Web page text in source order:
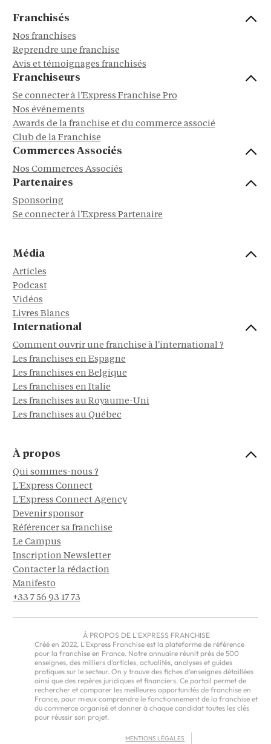
Franchisés
Nos franchises
Reprendre une franchise
Avis et témoignages franchisés
Franchiseurs
Se connecter à l'Express Franchise Pro
Nos événements
Awards de la franchise et du commerce associé
Club de la Franchise
Commerces Associés
Nos Commerces Associés
Partenaires
Sponsoring
Se connecter à l'Express Partenaire
Média
Articles
Podcast
Vidéos
Livres Blancs
International
Comment ouvrir une franchise à l'international ?
Les franchises en Espagne
Les franchises en Belgique
Les franchises en Italie
Les franchises au Royaume-Uni
Les franchises au Québec
À propos
Qui sommes-nous ?
L'Express Connect
L'Express Connect Agency
Devenir sponsor
Référencer sa franchise
Le Campus
Inscription Newsletter
Contacter la rédaction
Manifesto
+33 7 56 93 17 73
À PROPOS DE L'EXPRESS FRANCHISE
Créé en 2022, L'Express Franchise est la plateforme de référence
pour la franchise en France. Notre annuaire réunit près de 500
enseignes, des milliers d'articles, actualités, analyses et guides
pratiques sur le secteur. On y trouve des fiches d'enseignes détaillées
ainsi que des repères juridiques et financiers. Ce portail permet de
rechercher et comparer les meilleures opportunités de franchise en
France, pour mieux comprendre le fonctionnement de la franchise et
du commerce organisé et donner à chaque candidat toutes les clés
pour réussir son projet.
MENTIONS LÉGALES